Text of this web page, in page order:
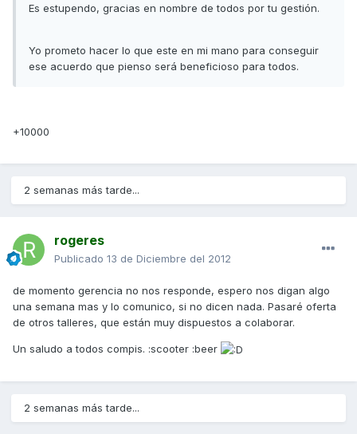
Es estupendo, gracias en nombre de todos por tu gestión.
Yo prometo hacer lo que este en mi mano para conseguir
ese acuerdo que pienso será beneficioso para todos.
+10000
2 semanas más tarde...
rogeres
Publicado 13 de Diciembre del 2012
de momento gerencia no nos responde, espero nos digan algo
una semana mas y lo comunico, si no dicen nada. Pasaré oferta
de otros talleres, que están muy dispuestos a colaborar.
Un saludo a todos compis. :scooter :beer
2 semanas más tarde...